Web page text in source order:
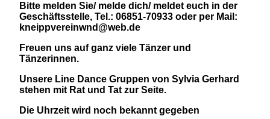
Bitte melden Sie/ melde dich/ meldet euch in der
Geschäftsstelle, Tel.: 06851-70933 oder per Mail:
kneippvereinwnd@web.de
Freuen uns auf ganz viele Tänzer und
Tänzerinnen.
Unsere Line Dance Gruppen von Sylvia Gerhard
stehen mit Rat und Tat zur Seite.
Die Uhrzeit wird noch bekannt gegeben